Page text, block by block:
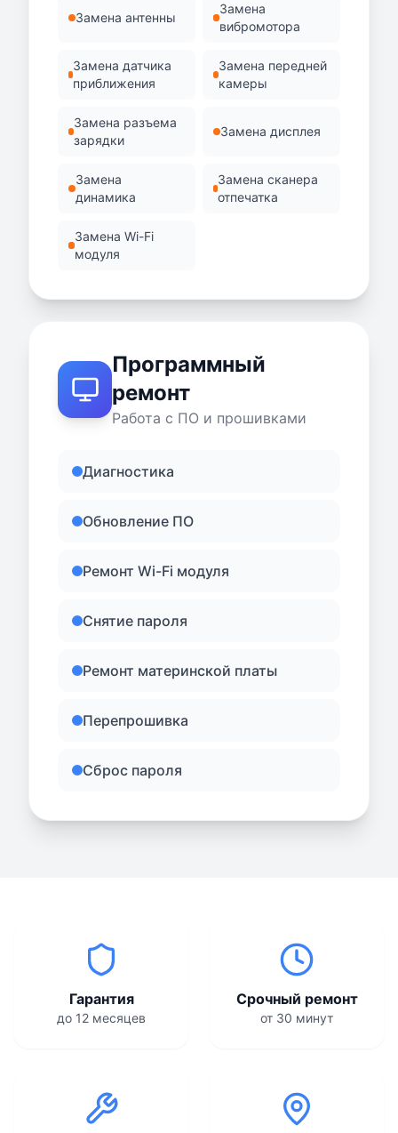
Замена антенны
Замена
вибромотора
Замена датчика
приближения
Замена передней
камеры
Замена разъема
зарядки
Замена дисплея
Замена
динамика
Замена сканера
отпечатка
Замена Wi-Fi
модуля
Программный
ремонт
Работа с ПО и прошивками
Диагностика
Обновление ПО
Ремонт Wi-Fi модуля
Снятие пароля
Ремонт материнской платы
Перепрошивка
Сброс пароля
Гарантия
до 12 месяцев
Срочный ремонт
от 30 минут